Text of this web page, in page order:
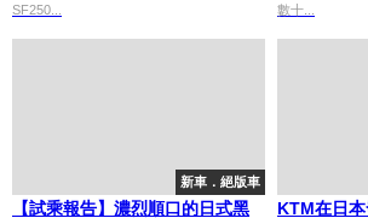
SF250...
數十...
新車．絕版車
【試乘報告】濃烈順口的日式黑
KTM在日